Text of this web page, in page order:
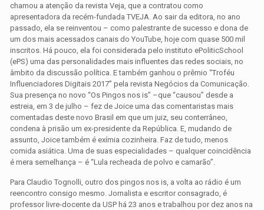
chamou a atenção da revista Veja, que a contratou como
apresentadora da recém-fundada TVEJA. Ao sair da editora, no ano
passado, ela se reinventou – como palestrante de sucesso e dona de
um dos mais acessados canais do YouTube, hoje com quase 500 mil
inscritos. Há pouco, ela foi considerada pelo instituto ePoliticSchool
(ePS) uma das personalidades mais influentes das redes sociais, no
âmbito da discussão política. E também ganhou o prêmio “Troféu
Influenciadores Digitais 2017” pela revista Negócios da Comunicação.
Sua presença no novo “Os Pingos nos is” –que “causou” desde a
estreia, em 3 de julho – fez de Joice uma das comentaristas mais
comentadas deste novo Brasil em que um juiz, seu conterrâneo,
condena à prisão um ex-presidente da República. E, mudando de
assunto, Joice também é exímia cozinheira. Faz de tudo, menos
comida asiática. Uma de suas especialidades – qualquer coincidência
é mera semelhança – é “Lula recheada de polvo e camarão”.
Para Claudio Tognolli, outro dos pingos nos is, a volta ao rádio é um
reencontro consigo mesmo. Jornalista e escritor consagrado, é
professor livre-docente da USP há 23 anos e trabalhou por dez anos na